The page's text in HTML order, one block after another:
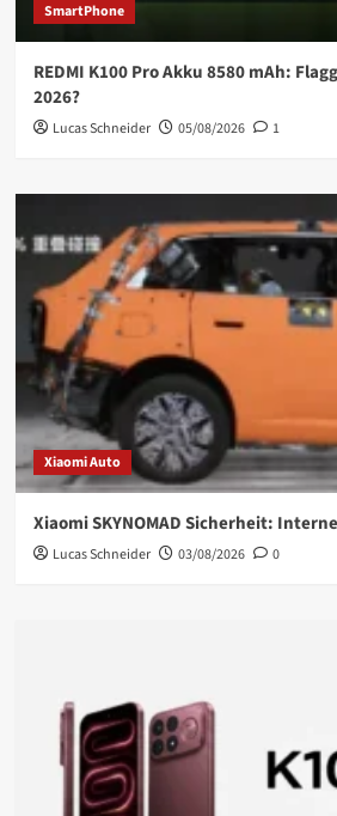
SmartPhone
REDMI K100 Pro Akku 8580 mAh:
2026?
Lucas Schneider 05/08/2026 1
Xiaomi Auto
Xiaomi SKYNOMAD Sicherheit:
Lucas Schneider 03/08/2026 0